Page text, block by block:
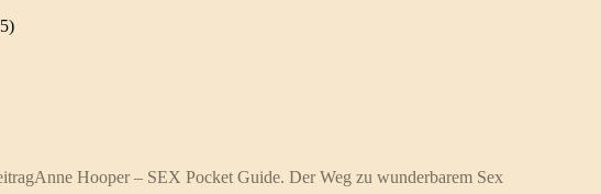
Anne Hooper – SEX Pocket Guide. Der Weg zu wunderbarem Sex